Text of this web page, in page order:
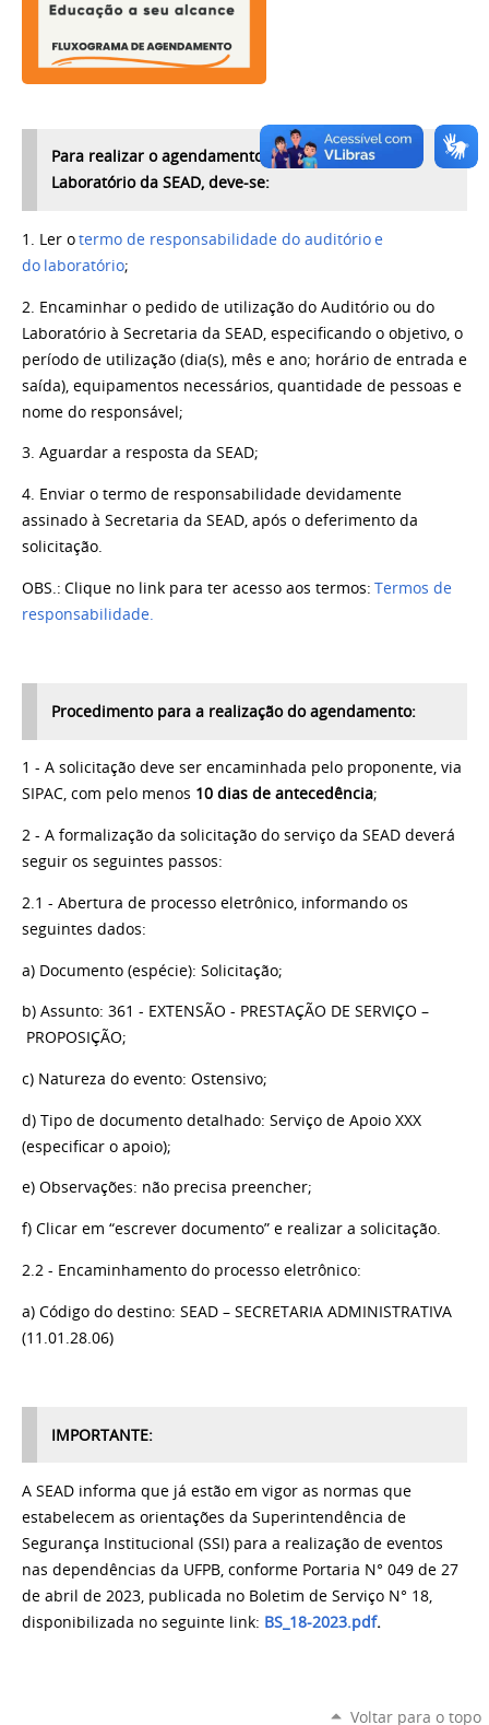
Para realizar o agendamento do Auditório e do
Laboratório da SEAD, deve-se:
1. Ler otermo de responsabilidade do auditório e
do laboratório;
2. Encaminhar o pedido de utilização do Auditório ou do
Laboratório à Secretaria da SEAD, especificando o objetivo, o
período de utilização (dia(s), mês e ano; horário de entrada e
saída), equipamentos necessários, quantidade de pessoas e
nome do responsável;
3. Aguardar a resposta da SEAD;
4. Enviar o termo de responsabilidade devidamente
assinado à Secretaria da SEAD, após o deferimento da
solicitação.
OBS.: Clique no link para ter acesso aos termos: Termos de
responsabilidade.
Procedimento para a realização do agendamento:
1 - A solicitação deve ser encaminhada pelo proponente, via
SIPAC, com pelo menos 10 dias de antecedência;
2 - A formalização da solicitação do serviço da SEAD deverá
seguir os seguintes passos:
2.1 - Abertura de processo eletrônico, informando os
seguintes dados:
a) Documento (espécie): Solicitação;
b) Assunto: 361 - EXTENSÃO - PRESTAÇÃO DE SERVIÇO –
PROPOSIÇÃO;
c) Natureza do evento: Ostensivo;
d) Tipo de documento detalhado: Serviço de Apoio XXX
(especificar o apoio);
e) Observações: não precisa preencher;
f) Clicar em “escrever documento” e realizar a solicitação.
2.2 - Encaminhamento do processo eletrônico:
a) Código do destino: SEAD – SECRETARIA ADMINISTRATIVA
(11.01.28.06)
IMPORTANTE:
A SEAD informa que já estão em vigor as normas que
estabelecem as orientações da Superintendência de
Segurança Institucional (SSI) para a realização de eventos
nas dependências da UFPB, conforme Portaria N° 049 de 27
de abril de 2023, publicada no Boletim de Serviço N° 18,
disponibilizada no seguinte link: BS_18-2023.pdf.
Voltar para o topo